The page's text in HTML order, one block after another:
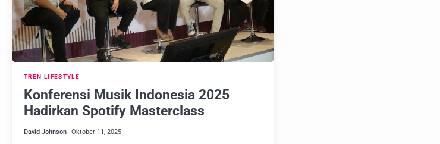
TREN LIFESTYLE
Konferensi Musik Indonesia 2025
Hadirkan Spotify Masterclass
David Johnson Oktober 11, 2025